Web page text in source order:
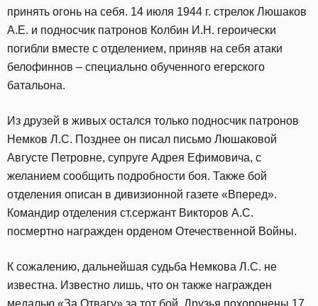
принять огонь на себя. 14 июля 1944 г. стрелок Люшаков
А.Е. и подносчик патронов Колбин И.Н. героически
погибли вместе с отделением, приняв на себя атаки
белофиннов – специально обученного егерского
батальона.
Из друзей в живых остался только подносчик патронов
Немков Л.С. Позднее он писал письмо Люшаковой
Августе Петровне, супруге Адрея Ефимовича, с
желанием сообщить подробности боя. Также бой
отделения описан в дивизионной газете «Вперед».
Командир отделения ст.сержант Викторов А.С.
посмертно награжден орденом Отечественной Войны.
К сожалению, дальнейшая судьба Немкова Л.С. не
известна. Известно лишь, что он также награжден
медалью «За Отвагу» за тот бой. Друзья похоронены 17